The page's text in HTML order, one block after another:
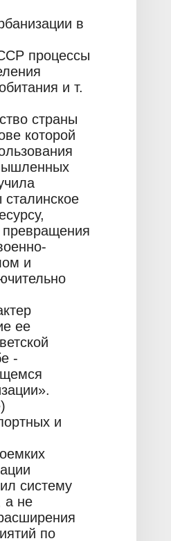
в
процессы
и т.
страны
которой
сталинское
превращения
и
ее
-
и
систему
а не
по